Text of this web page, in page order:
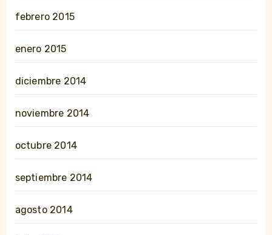
febrero 2015
enero 2015
diciembre 2014
noviembre 2014
octubre 2014
septiembre 2014
agosto 2014